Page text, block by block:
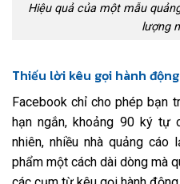
Hiệu quả của một mẫu
lượng
Thiếu lời kêu gọi hành
Facebook chỉ cho phép bạn
hạn ngắn, khoảng 90 ký tự
nhiên, nhiều nhà quảng
phẩm một cách dài dòng mà